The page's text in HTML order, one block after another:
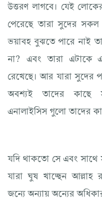
উত্তরণ লাগবে। যেই
পেরেছে তারা সুদের সকল
ভয়াবহ বুঝতে পারে নাই
না? এবং তারা এটাকে
রেখেছে। আর যারা সুদের
অবশ্যই তাদের কাছে
এনালাইসিস গুলো তাদের
যদি থাকতো সে এবং সাথে
যারা ঘুষ খাচ্ছেন আল্লাহ
জন্যে অন্যায় অন্যের